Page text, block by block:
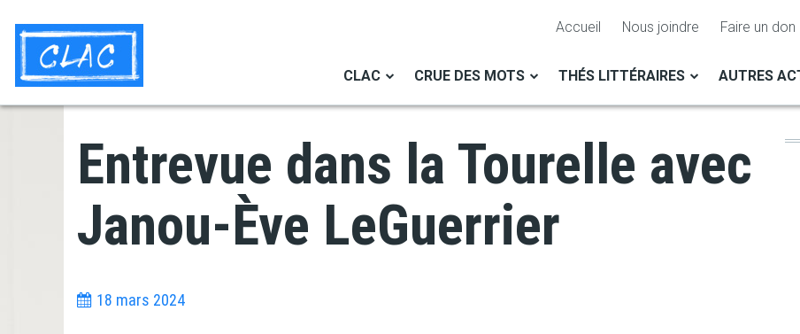
contenu
principal
Navigation
secondaire
Accueil Nous joindre Faire un don
CLAC CRUE DES MOTS THÉS LITTÉRAIRES AUTRES
Entrevue dans la Tourelle avec
Janou-Ève LeGuerrier
18 mars 2024